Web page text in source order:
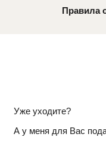
Правила
Уже уходите?
А у меня для Вас